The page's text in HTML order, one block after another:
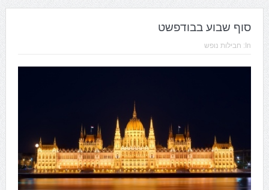
סוף שבוע בבודפשט
In: חבילות נופש